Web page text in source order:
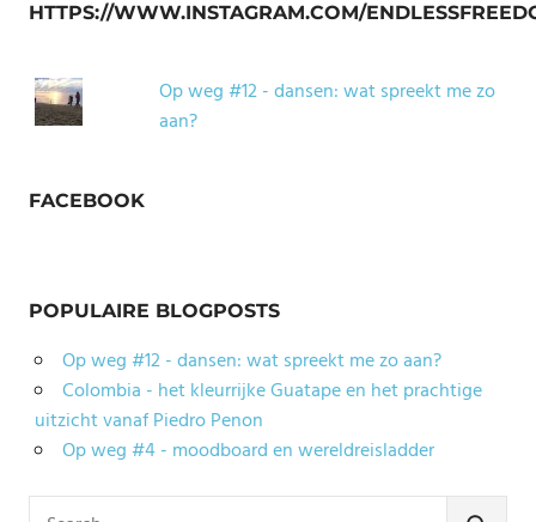
HTTPS://WWW.INSTAGRAM.COM/
Op weg #12 - dansen: wat spreekt me zo
aan?
FACEBOOK
POPULAIRE BLOGPOSTS
Op weg #12 - dansen: wat spreekt me zo aan?
Colombia - het kleurrijke Guatape en het prachtige
uitzicht vanaf Piedro Penon
Op weg #4 - moodboard en wereldreisladder